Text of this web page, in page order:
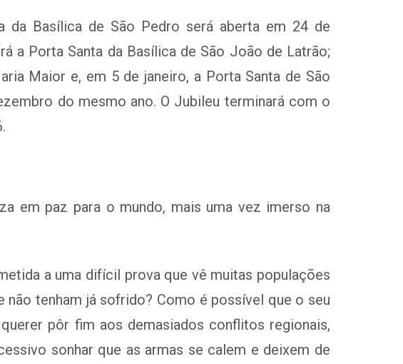
da Basílica de São Pedro será aberta em 24 de
a Porta Santa da Basílica de São João de Latrão;
Maior e, em 5 de janeiro, a Porta Santa de São
do mesmo ano. O Jubileu terminará com o
em paz para o mundo, mais uma vez imerso na
a uma difícil prova que vê muitas populações
tenham já sofrido? Como é possível que o seu
pôr fim aos demasiados conflitos regionais,
sonhar que as armas se calem e deixem de